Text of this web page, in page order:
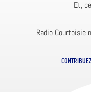
Et,
Radio Courtoisie